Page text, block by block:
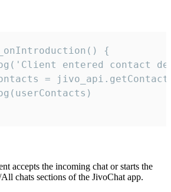
{
entered contact
=
accepts the incoming chat or starts the
chats sections of the JivoChat app.